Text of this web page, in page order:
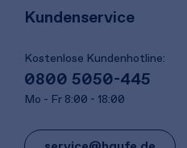
Kundenservice
Kostenlose Kundenhotline:
0800 5050-445
Mo - Fr 8:00 - 18:00